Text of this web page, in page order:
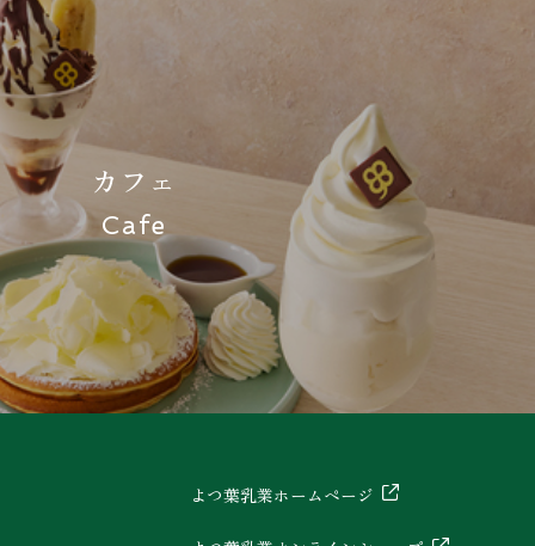
カフェ
Cafe
よつ葉乳業ホームページ